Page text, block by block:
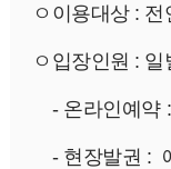
ㅇ이용대상 : 전
ㅇ 입장인원 : 일
- 온라인예약
- 현장발권 :